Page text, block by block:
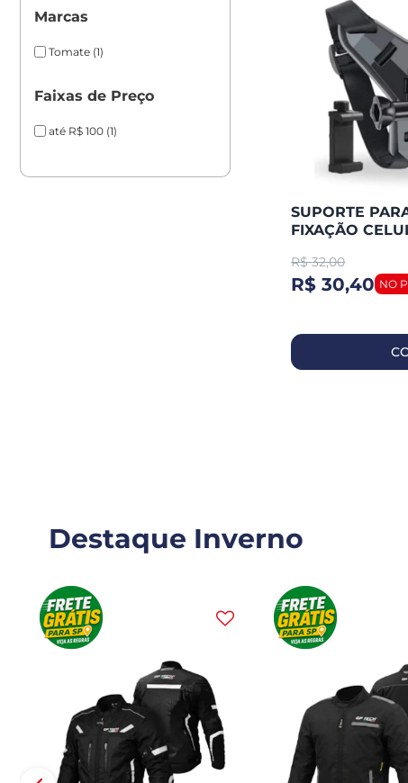
Marcas
Tomate (1)
Faixas de Preço
até R$ 100 (1)
SUPORTE
FIXAÇÃO
R$ 32,00
R$ 30,40
Destaque Inverno